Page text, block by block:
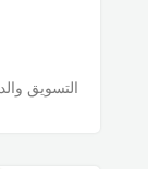
التسويق